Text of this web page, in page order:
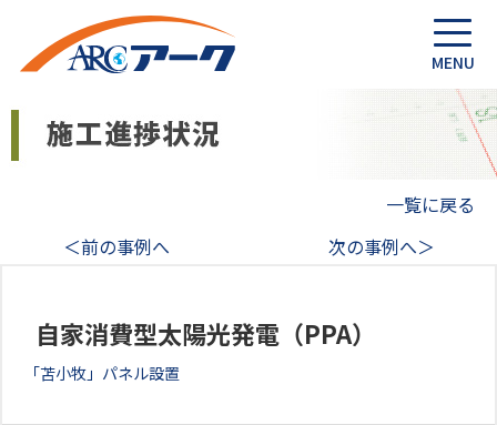
一覧に戻る
＜前の事例へ
次の事例へ＞
自家消費型太陽光発電（PPA）
「苫小牧」パネル設置